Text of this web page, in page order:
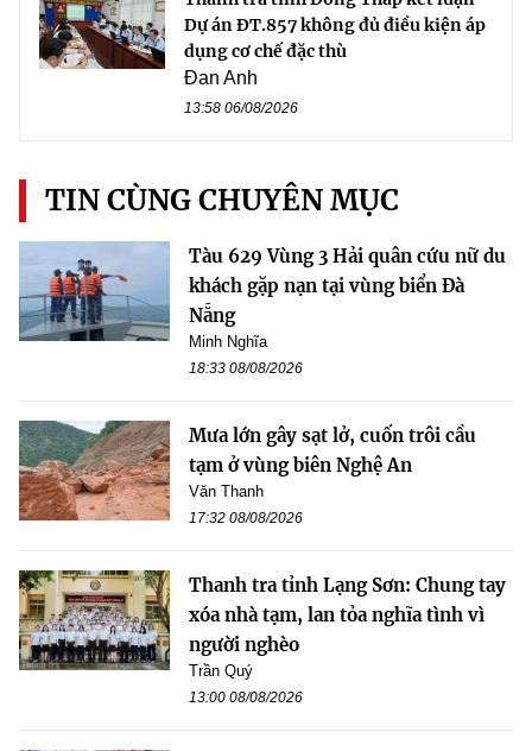
Dự án ĐT.857 không đủ điều kiện áp
dụng cơ chế đặc thù
Đan Anh
13:58 06/08/2026
TIN CÙNG CHUYÊN MỤC
Tàu 629 Vùng 3 Hải quân cứu nữ du
khách gặp nạn tại vùng biển Đà
Nẵng
Minh Nghĩa
18:33 08/08/2026
Mưa lớn gây sạt lở, cuốn trôi cầu
tạm ở vùng biên Nghệ An
Văn Thanh
17:32 08/08/2026
Thanh tra tỉnh Lạng Sơn: Chung tay
xóa nhà tạm, lan tỏa nghĩa tình vì
người nghèo
Trần Quý
13:00 08/08/2026